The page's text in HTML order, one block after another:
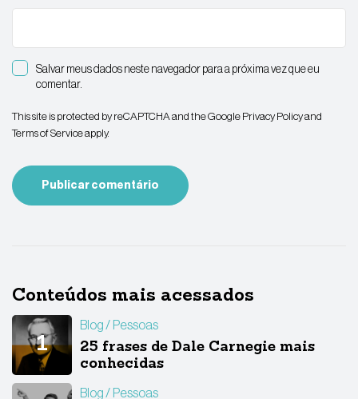
Salvar meus dados neste navegador para a próxima vez que eu
comentar.
This site is protected by reCAPTCHA and the Google Privacy Policyand
Terms of Serviceapply.
Conteúdos mais acessados
Blog Pessoas
25 frases de Dale Carnegie mais
conhecidas
Blog Pessoas